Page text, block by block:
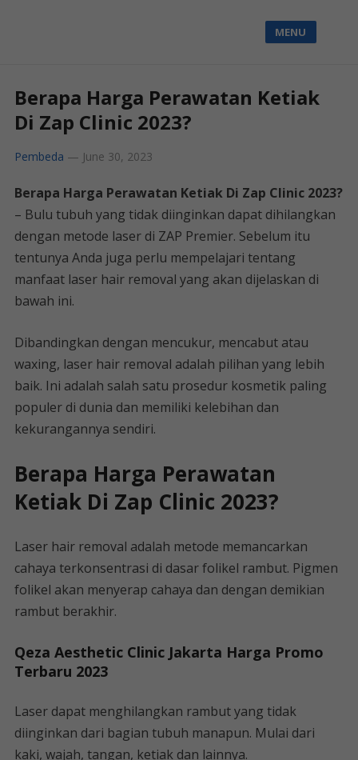
MENU
Berapa Harga Perawatan Ketiak
Di Zap Clinic 2023?
Pembeda — June 30, 2023
Berapa Harga Perawatan Ketiak Di Zap Clinic 2023?
– Bulu tubuh yang tidak diinginkan dapat dihilangkan
dengan metode laser di ZAP Premier. Sebelum itu
tentunya Anda juga perlu mempelajari tentang
manfaat laser hair removal yang akan dijelaskan di
bawah ini.
Dibandingkan dengan mencukur, mencabut atau
waxing, laser hair removal adalah pilihan yang lebih
baik. Ini adalah salah satu prosedur kosmetik paling
populer di dunia dan memiliki kelebihan dan
kekurangannya sendiri.
Berapa Harga Perawatan
Ketiak Di Zap Clinic 2023?
Laser hair removal adalah metode memancarkan
cahaya terkonsentrasi di dasar folikel rambut. Pigmen
folikel akan menyerap cahaya dan dengan demikian
rambut berakhir.
Qeza Aesthetic Clinic Jakarta Harga Promo
Terbaru 2023
Laser dapat menghilangkan rambut yang tidak
diinginkan dari bagian tubuh manapun. Mulai dari
kaki, wajah, tangan, ketiak dan lainnya.